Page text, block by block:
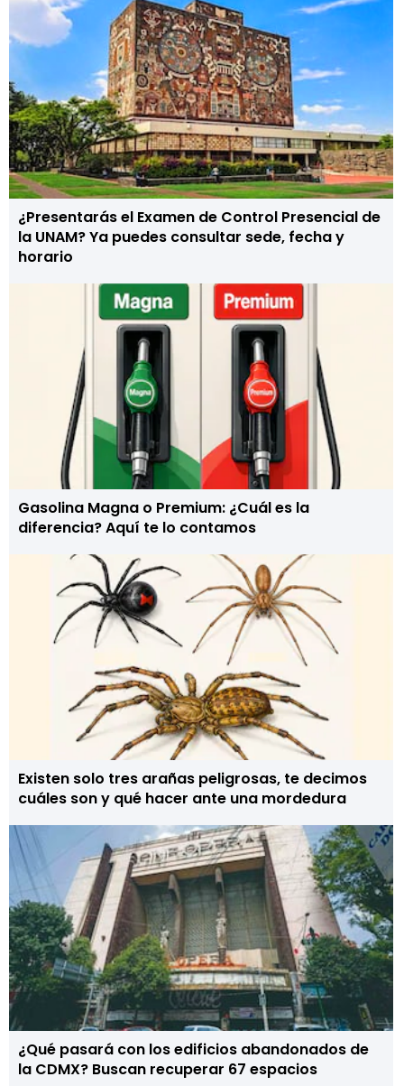
¿Presentarás el Examen de Control Presencial de
la UNAM? Ya puedes consultar sede, fecha y
horario
Gasolina Magna o Premium: ¿Cuál es la
diferencia? Aquí te lo contamos
Existen solo tres arañas peligrosas, te decimos
cuáles son y qué hacer ante una mordedura
¿Qué pasará con los edificios abandonados de
la CDMX? Buscan recuperar 67 espacios